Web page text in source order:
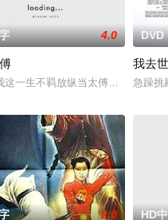
4.0
这一生不羁放纵当太傅》以宫廷
DVD
我去
急躁挑
2.0 HD